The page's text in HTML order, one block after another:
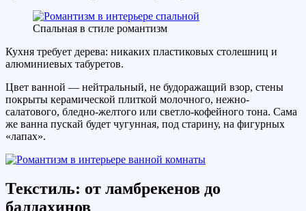
Спальная в стиле романтизм
Кухня требует дерева: никаких пластиковых столешниц и
алюминиевых табуретов.
Цвет ванной — нейтральный, не будоражащий взор, стены
покрыты керамической плиткой молочного, нежно-
салатового, бледно-желтого или светло-кофейного тона. Сама
же ванна пускай будет чугунная, под старину, на фигурных
«лапах».
Текстиль: от ламбрекенов до
балдахинов